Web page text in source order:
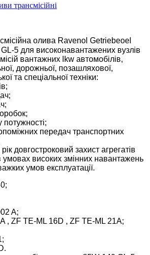
трансмісійні
олива Ravenol Getriebeoel
5 для високонавантажених вузлів
вантажних lkw автомобілів,
дорожньої, позашляхової,
та спеціальної техніки:
потужності;
передач транспортних
довгостроковий захист агрегатів
в умовах високих змінних навантажень
умов експлуатації.
A;
, ZF TE-ML 16D , ZF TE-ML 21A;